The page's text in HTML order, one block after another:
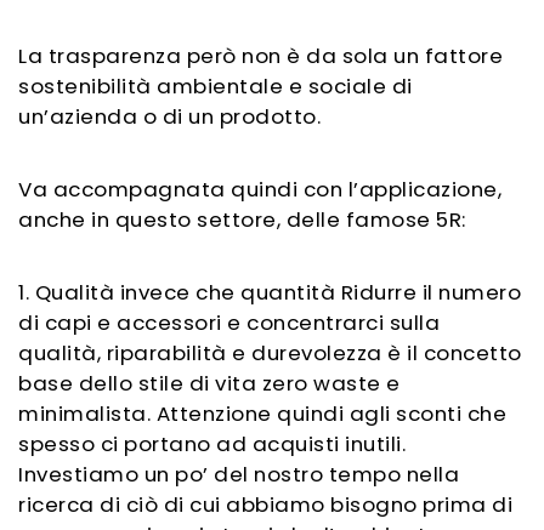
La trasparenza però non è da sola un fattore
sostenibilità ambientale e sociale di
un’azienda o di un prodotto.
Va accompagnata quindi con l’applicazione,
anche in questo settore, delle famose 5R:
1. Qualità invece che quantità Ridurre il numero
di capi e accessori e concentrarci sulla
qualità, riparabilità e durevolezza è il concetto
base dello stile di vita zero waste e
minimalista. Attenzione quindi agli sconti che
spesso ci portano ad acquisti inutili.
Investiamo un po’ del nostro tempo nella
ricerca di ciò di cui abbiamo bisogno prima di